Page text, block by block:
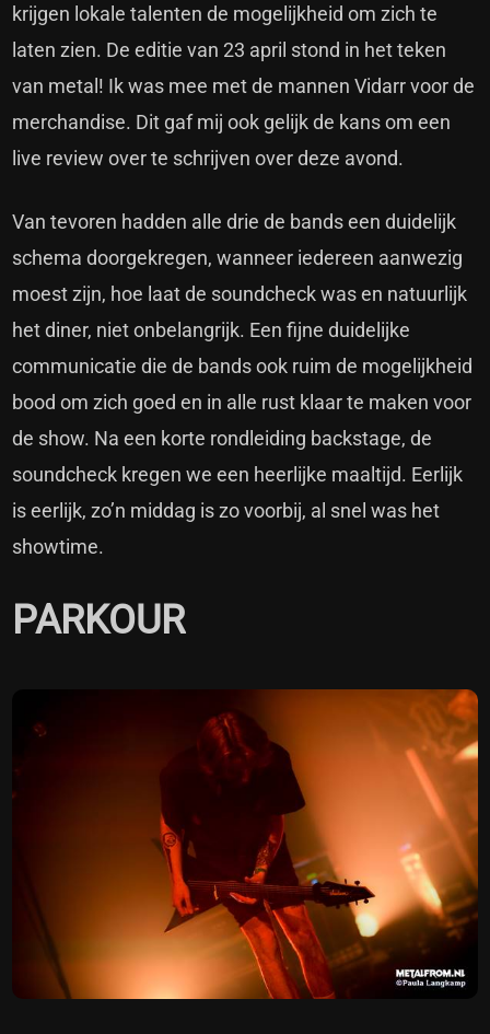
krijgen lokale talenten de mogelijkheid om zich te
laten zien. De editie van 23 april stond in het teken
van metal! Ik was mee met de mannen Vidarr voor de
merchandise. Dit gaf mij ook gelijk de kans om een
live review over te schrijven over deze avond.
Van tevoren hadden alle drie de bands een duidelijk
schema doorgekregen, wanneer iedereen aanwezig
moest zijn, hoe laat de soundcheck was en natuurlijk
het diner, niet onbelangrijk. Een fijne duidelijke
communicatie die de bands ook ruim de mogelijkheid
bood om zich goed en in alle rust klaar te maken voor
de show. Na een korte rondleiding backstage, de
soundcheck kregen we een heerlijke maaltijd. Eerlijk
is eerlijk, zo’n middag is zo voorbij, al snel was het
showtime.
PARKOUR